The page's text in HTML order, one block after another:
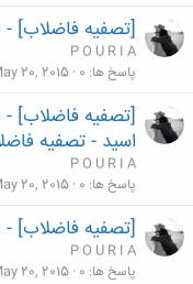
[تصفیه فاضلاب] -
P O U R I A
پاسخ ها 0
20, 2015
[تصفیه فاضلاب]
اسید - تصفیه
P O U R I A
پاسخ ها 0
20, 2015
[تصفیه فاضلاب]
P O U R I A
پاسخ ها 0
20, 2015